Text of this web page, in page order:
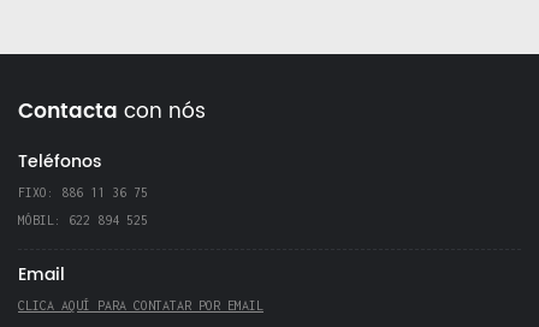
Contacta con nós
Teléfonos
FIXO: 886 11 36 75
MÓBIL: 622 894 525
Email
CLICA AQUÍ PARA CONTATAR POR EMAIL